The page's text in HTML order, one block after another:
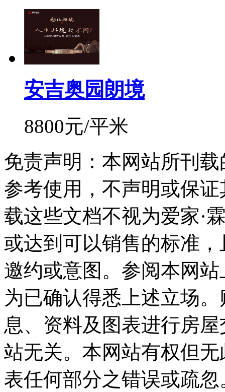
安吉奥园朗境
8800元/平米
免责声明：本网站所刊
参考使用，不声明或保
载这些文档不视为爱家·
或达到可以销售的标准
邀约或意图。参阅本网
为已确认得悉上述立场
息、资料及图表进行房
站无关。本网站有权但
表任何部分之错误或疏